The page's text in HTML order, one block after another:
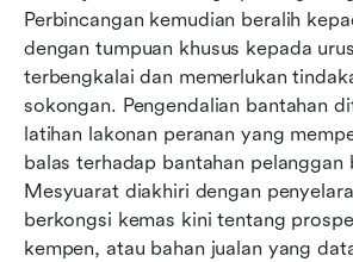
Perbincangan kemudian beralih
dengan tumpuan khusus kepada
terbengkalai dan memerlukan
sokongan. Pengendalian bantahan
latihan lakonan peranan yang
balas terhadap bantahan pelanggan
Mesyuarat diakhiri dengan
berkongsi kemas kini tentang
kempen, atau bahan jualan yang